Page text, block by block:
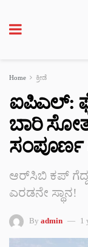
Home ಕ್ರೀಡೆ
ಐಪಿಎಲ್‌:
ಬಾರಿ
ಸಂಪೂರ್ಣ
ಆರ್‌ಸಿಬಿ ಕಪ್
ಎರಡನೇ ಸ್ಥಾನ!
By admin 1